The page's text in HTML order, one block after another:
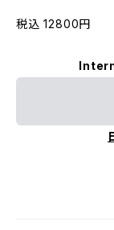
税込 12800円